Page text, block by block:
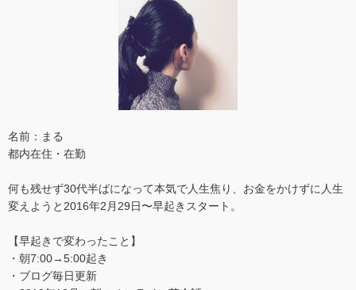
名前：まる
都内在住・在勤
何も残せず30代半ばになって本気で人生焦り、お金をかけずに人生
変えようと2016年2月29日〜早起きスタート。
【早起きで変わったこと】
・朝7:00→5:00起き
・ブログ毎日更新